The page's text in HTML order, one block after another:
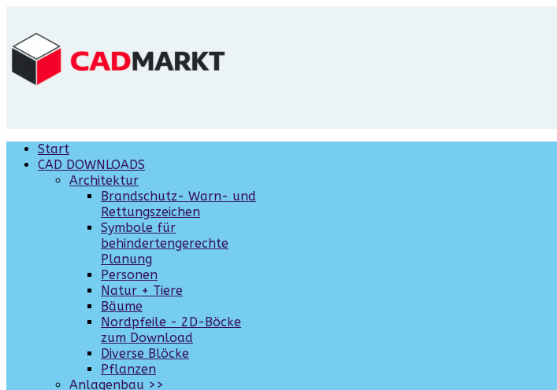
Start
CAD DOWNLOADS
Architektur
Brandschutz- Warn- und
Rettungszeichen
Symbole für
behindertengerechte
Planung
Personen
Natur + Tiere
Bäume
Nordpfeile - 2D-Böcke
zum Download
Diverse Blöcke
Pflanzen
Anlagenbau >>